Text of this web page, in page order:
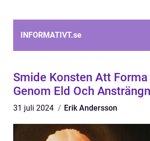
INFORMATIVT.se
Smide Konsten Att Forma
Genom Eld Och
31 juli 2024 Erik Andersson